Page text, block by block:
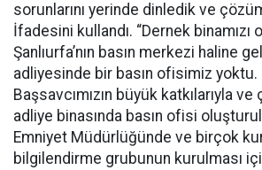
sorunlarını yerinde dinledik ve
İfadesini kullandı. “Dernek
Şanlıurfa’nın basın merkezi haline
adliyesinde bir basın ofisimiz yoktu.
Başsavcımızın büyük katkılarıyla ve
adliye binasında basın ofisi
Emniyet Müdürlüğünde ve birçok
bilgilendirme grubunun kurulması